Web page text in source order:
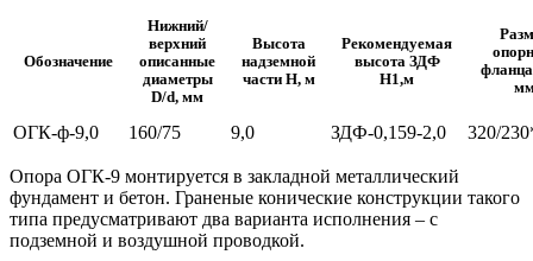
Обозначение
Нижний/
верхний
описанные
диаметры
D/d, мм
Высота
надземной
части Н, м
Рекомендуемая
высота ЗДФ
Н1,м
ОГК-ф-9,0 160/75 9,0 ЗДФ-0,159-2,0 320/
Опора ОГК-9 монтируется в закладной металлический
фундамент и бетон. Граненые конические конструкции такого
типа предусматривают два варианта исполнения – с
подземной и воздушной проводкой.